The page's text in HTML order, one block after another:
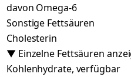
davon Omega-6
Sonstige Fettsäuren
Cholesterin
▼ Einzelne Fettsäuren
Kohlenhydrate, verfügbar